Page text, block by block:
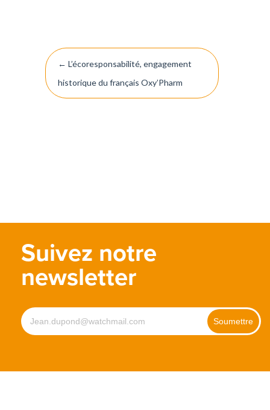
Navigation
l’article
← L’écoresponsabilité, engagement
historique du français Oxy’Pharm
Suivez notre
newsletter